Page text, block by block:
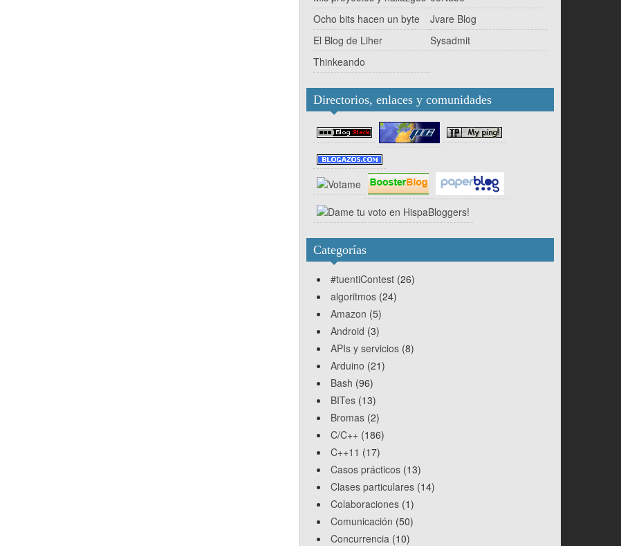
Ocho bits hacen un byte
Jvare Blog
El Blog de Liher
Sysadmit
Thinkeando
Directorios, enlaces y comunidades
Categorías
#tuentiContest (26)
algoritmos (24)
Amazon (5)
Android (3)
APIs y servicios (8)
Arduino (21)
Bash (96)
BITes (13)
Bromas (2)
C/C++ (186)
C++11 (17)
Casos prácticos (13)
Clases particulares (14)
Colaboraciones (1)
Comunicación (50)
Concurrencia (10)